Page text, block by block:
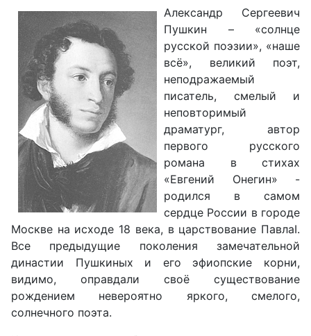
Александр Сергеевич
Пушкин – «солнце
русской поэзии», «наше
всё», великий поэт,
неподражаемый
писатель, смелый и
неповторимый
драматург, автор
первого русского
романа в стихах
«Евгений Онегин» -
родился в самом
сердце России в городе
Москве на исходе 18 века, в царствование ПавлаΙ.
Все предыдущие поколения замечательной
династии Пушкиных и его эфиопские корни,
видимо, оправдали своё существование
рождением невероятно яркого, смелого,
солнечного поэта.